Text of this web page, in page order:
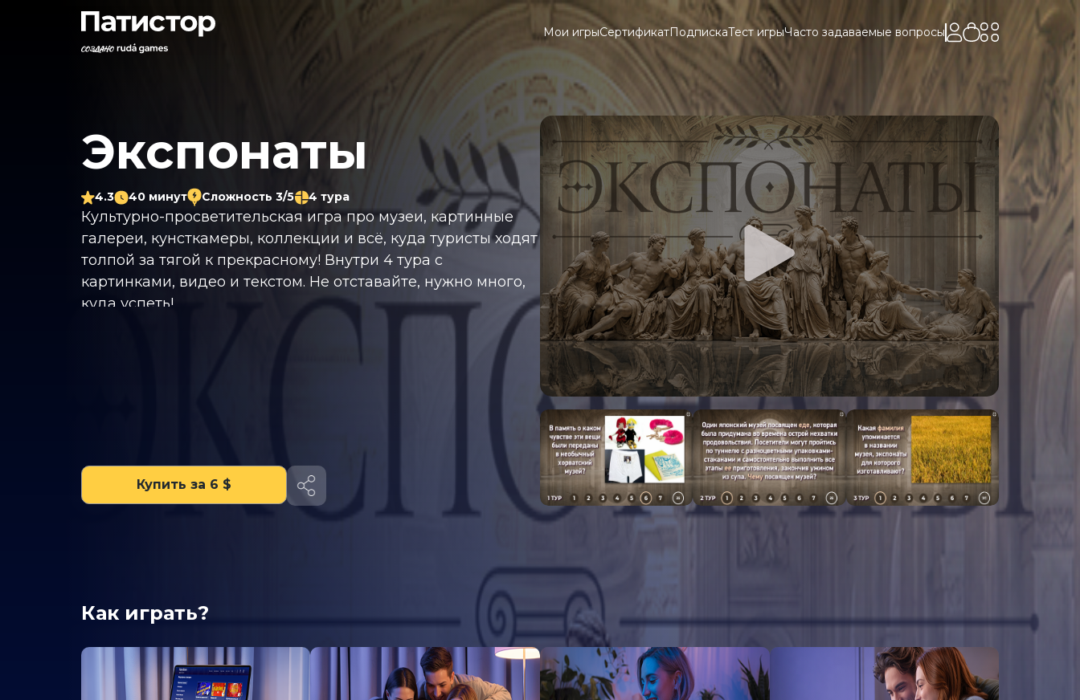
Мои игрыСертификатПодпискаТест игрыЧасто задаваемые вопросы
Экспонаты
4.3 40 минут Сложность 3/5 4 тура
Культурно-просветительская игра про музеи, картинные
галереи, кунсткамеры, коллекции и всё, куда туристы ходят
толпой за тягой к прекрасному! Внутри 4 тура с
картинками, видео и текстом. Не отставайте, нужно много,
куда успеть!
Купить за 6 $
Как играть?